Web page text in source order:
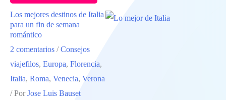
DE
DOS
DÍAS
EN
VENECIA
Los mejores destinos de Italia
para un fin de semana
romántico
2 comentarios /Consejos
viajefilos, Europa, Florencia,
Italia, Roma, Venecia, Verona
/ Por Jose Luis Bauset